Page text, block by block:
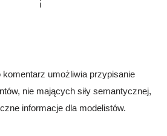
komentarz umożliwia przypisanie
nie mających siły semantycznej,
informacje dla modelistów.